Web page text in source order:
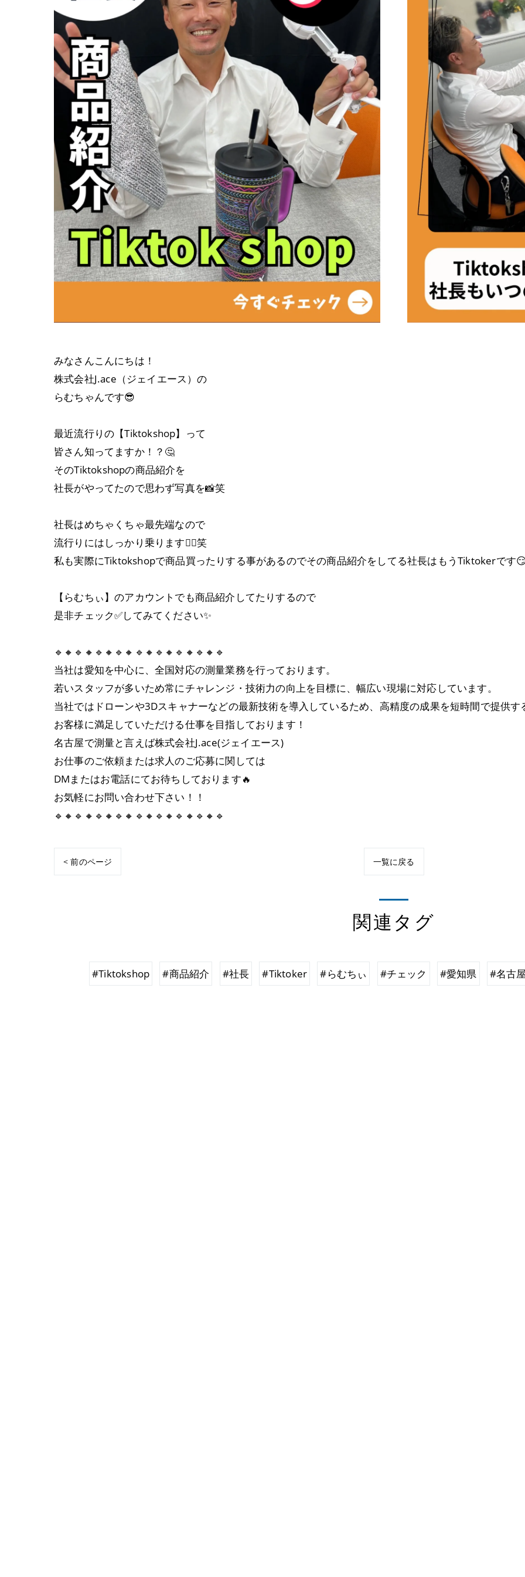
みなさんこんにちは！
株式会社J.ace（ジェイエース）の
らむちゃんです😎
最近流行りの【Tiktokshop】って
皆さん知ってますか！？🤔
そのTiktokshopの商品紹介を
社長がやってたので思わず写真を📸笑
社長はめちゃくちゃ最先端なので
流行りにはしっかり乗ります🙂‍↕️笑
私も実際にTiktokshopで商品買ったりする事があるのでその商品紹介をしてる社長はもうTiktokerです
【らむちぃ】のアカウントでも商品紹介してたりするので
是非チェック✅してみてください✨
🔹🔸🔹🔸🔹🔸🔹🔸🔹🔸🔹🔸🔹🔸🔹🔸🔹
当社は愛知を中心に、全国対応の測量業務を行っております。
若いスタッフが多いため常にチャレンジ・技術力の向上を目標に、幅広い現場に対応しています。
当社ではドローンや3Dスキャナーなどの最新技術を導入しているため、高精度の成果を短時間で提供す
お客様に満足していただける仕事を目指しております！
名古屋で測量と言えば株式会社J.ace(ジェイエース)
お仕事のご依頼または求人のご応募に関しては
DMまたはお電話にてお待ちしております🔥
お気軽にお問い合わせ下さい！！
🔹🔸🔹🔸🔹🔸🔹🔸🔹🔸🔹🔸🔹🔸🔹🔸🔹
< 前のページ 一覧に戻る
関連タグ
#Tiktokshop #商品紹介 #社長 #Tiktoker #らむちぃ #チェック #愛知県 #名古